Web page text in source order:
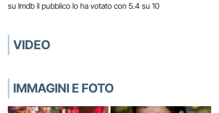
su Imdb il pubblico lo ha votato con 5.4 su 10
VIDEO
IMMAGINI E FOTO